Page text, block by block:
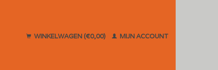
WINKELWAGEN (€0,00) MIJN ACCOUNT